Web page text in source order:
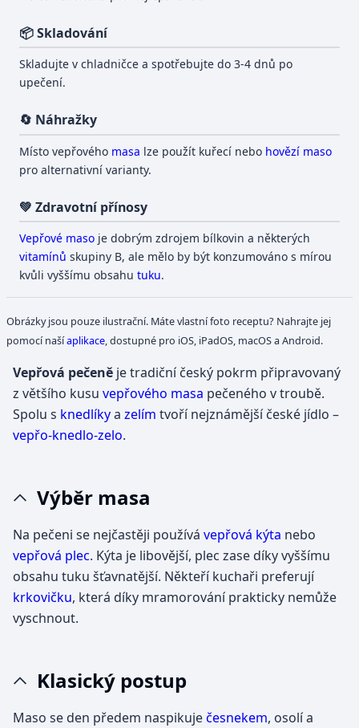
📦 Skladování
Skladujte v chladničce a spotřebujte do 3-4 dnů po
upečení.
🔄 Náhražky
Místo vepřového masa lze použít kuřecí nebo hovězí maso
pro alternativní varianty.
💚 Zdravotní přínosy
Vepřové maso je dobrým zdrojem bílkovin a některých
vitamínů skupiny B, ale mělo by být konzumováno s mírou
kvůli vyššímu obsahutuku.
Obrázky jsou pouze ilustrační. Máte vlastní foto receptu? Nahrajte jej
pomocí našíaplikace , dostupné pro iOS, iPadOS, macOS a Android.
Vepřová pečeně je tradiční český pokrm připravovaný
z většího kusu vepřového masa pečeného v troubě.
Spolu s knedlíkya zelím tvoří nejznámější české jídlo –
vepřo-knedlo-zelo.
Výběr masa
Na pečeni se nejčastěji používá vepřová kýta nebo
vepřová plec. Kýta je libovější, plec zase díky vyššímu
obsahu tuku šťavnatější. Někteří kuchaři preferují
krkovičku, která díky mramorování prakticky nemůže
vyschnout.
Klasický postup
Maso se den předem naspikuječesnekem, osolí a